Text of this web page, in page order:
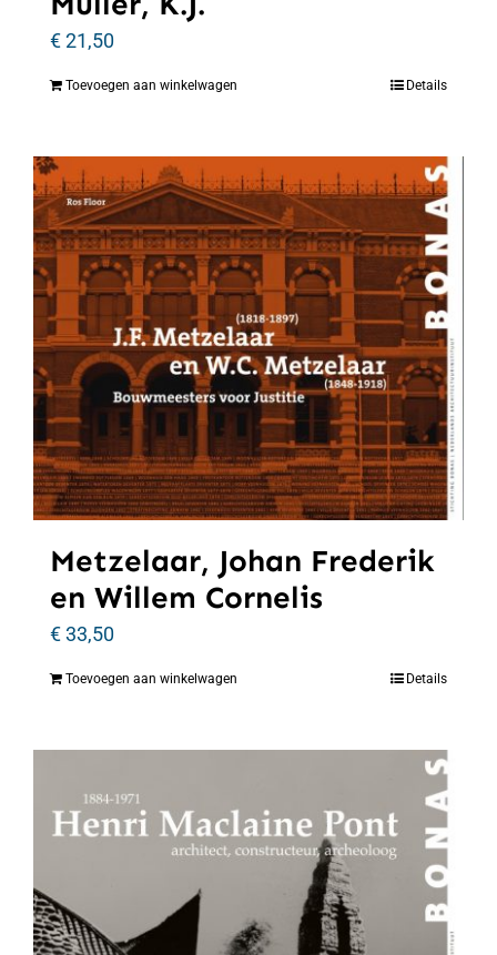
€21,50
Toevoegen aan winkelwagen Details
Metzelaar, Johan Frederik
en Willem Cornelis
€33,50
Toevoegen aan winkelwagen Details